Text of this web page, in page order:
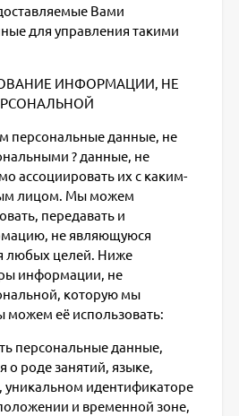
Вами
для управления такими
ИНФОРМАЦИИ, НЕ
персональные данные, не
? данные, не
ассоциировать их с каким-
лицом. Мы можем
передавать и
не являющуюся
любых целей. Ниже
информации, не
которую мы
можем её использовать:
персональные данные,
о роде занятий, языке,
уникальном идентификаторе
и временной зоне,